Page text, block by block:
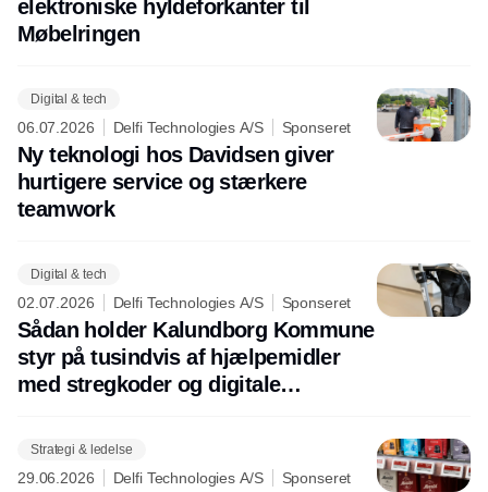
elektroniske hyldeforkanter til
Møbelringen
Digital & tech
06.07.2026 Delfi Technologies A/S Sponseret
Ny teknologi hos Davidsen giver
hurtigere service og stærkere
teamwork
Digital & tech
02.07.2026 Delfi Technologies A/S Sponseret
Sådan holder Kalundborg Kommune
styr på tusindvis af hjælpemidler
med stregkoder og digitale
Strategi & ledelse
29.06.2026 Delfi Technologies A/S Sponseret